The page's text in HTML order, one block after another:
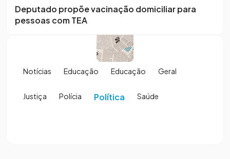
Deputado propõe vacinação domiciliar para
pessoas com TEA
Notícias Educação Educação Geral
Justiça Polícia Política Saúde